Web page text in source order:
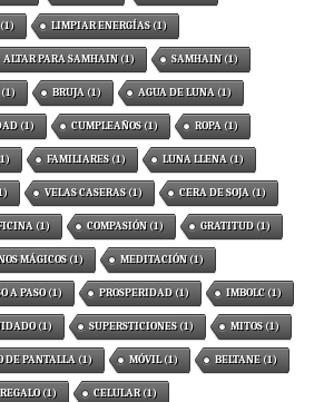
LIMPIAR ENERGÍAS(1)
ALTAR PARA SAMHAIN(1) SAMHAIN(1)
(1) BRUJA (1) AGUA DE LUNA (1)
(1) CUMPLEAÑOS(1) ROPA (1)
FAMILIARES(1) LUNA LLENA (1)
VELAS CASERAS(1) CERA DE SOJA (1)
(1) COMPASIÓN(1) GRATITUD(1)
MÁGICOS(1) MEDITACIÓN(1)
A PASO(1) PROSPERIDAD(1) IMBOLC (1)
(1) SUPERSTICIONES(1) MITOS(1)
DE PANTALLA (1) MÓVIL(1) BELTANE(1)
REGALO(1) CELULAR(1)